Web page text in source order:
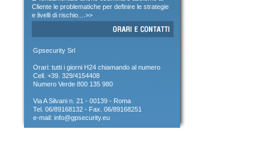
Gpsecurity Srl
Orari: tutti i giorni H24 chiamando al numero
Cell. +39. 329/4154408
Numero Verde 800 135 980
Via A Silvani n. 21 - 00139 - Roma
Tel. 06/89168132 - Fax. 06/89168251
e-mail: info@gpsecurity.eu
Cliente le problematiche per definire le strategie
e livelli di rischio....>>